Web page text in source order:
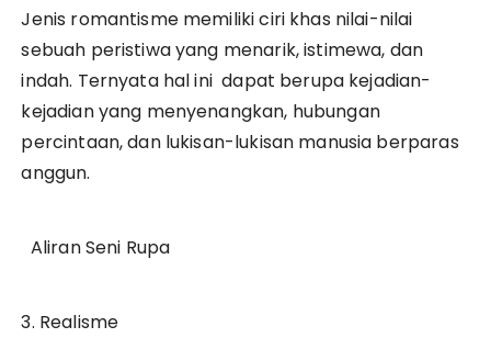
Jenis romantisme memiliki ciri khas nilai-nilai
sebuah peristiwa yang menarik, istimewa, dan
indah. Ternyata hal ini dapat berupa kejadian-
kejadian yang menyenangkan, hubungan
percintaan, dan lukisan-lukisan manusia berparas
anggun.
Aliran Seni Rupa
3. Realisme